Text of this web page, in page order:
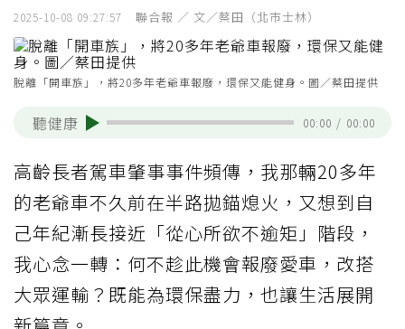
2025-10-08 09:27:57 聯合報 ／ 文／蔡田（北市士林）
脫離「開車族」，將20多年老爺車報廢，環保又能健身。圖／蔡田提供
聽健康 00:00 / 00:00
高齡長者駕車肇事事件頻傳，我那輛20多年
的老爺車不久前在半路拋錨熄火，又想到自
己年紀漸長接近「從心所欲不逾矩」階段，
我心念一轉：何不趁此機會報廢愛車，改搭
大眾運輸？既能為環保盡力，也讓生活展開